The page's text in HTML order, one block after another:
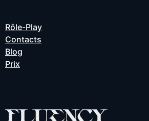
Rôle-Play
Contacts
Blog
Prix